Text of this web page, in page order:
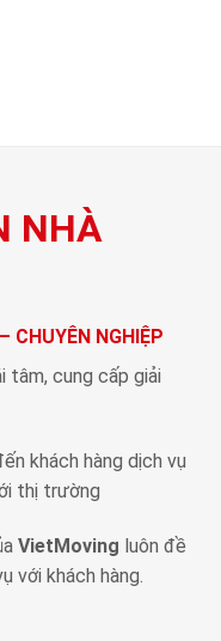
NHÀ
CHUYÊN NGHIỆP
tâm, cung cấp giải
khách hàng dịch vụ
thị trường
VietMoving luôn đề
với khách hàng.